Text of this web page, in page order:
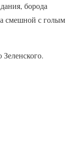
борода
смешной с голым
Зеленского.